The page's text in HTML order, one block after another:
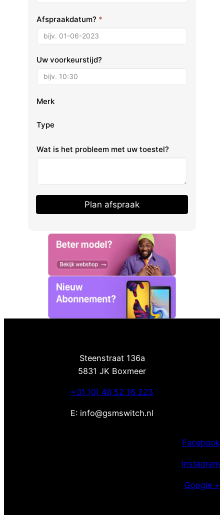
Afspraakdatum? *
Uw voorkeurstijd?
Merk
Type
Wat is het probleem met uw toestel?
Plan afspraak
Steenstraat 136a
5831 JK Boxmeer
+31 (0) 48 52 16 223
E: info@gsmswitch.nl
Facebook
Instagram
Google +